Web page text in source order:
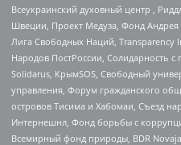
Всеукраинский духовный центр ,
Швеции, Проект Медуза, Фонд
Лига Свободных Наций,
Народов ПостРоссии, Солидарность
Solidarus, КрымSOS, Свободный
управления, Форум гражданского
островов Тисима и Хабомаи, Съезд
Интернешнл, Фонд борьбы с
Всемирный фонд природы, BDR Novaja